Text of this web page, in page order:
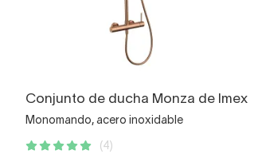
Conjunto de ducha Monza de Imex
Monomando, acero inoxidable
(4)